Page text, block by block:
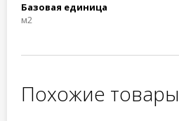
Базовая единица
м2
Похожие товары